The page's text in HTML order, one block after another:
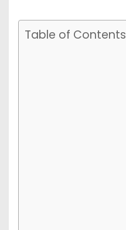
Table of Contents